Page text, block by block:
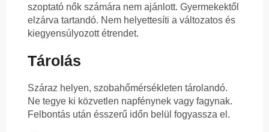
szoptató nők számára nem ajánlott. Gyermekektől
elzárva tartandó. Nem helyettesíti a változatos és
kiegyensúlyozott étrendet.
Tárolás
Száraz helyen, szobahőmérsékleten tárolandó.
Ne tegye ki közvetlen napfénynek vagy fagynak.
Felbontás után ésszerű időn belül fogyassza el.